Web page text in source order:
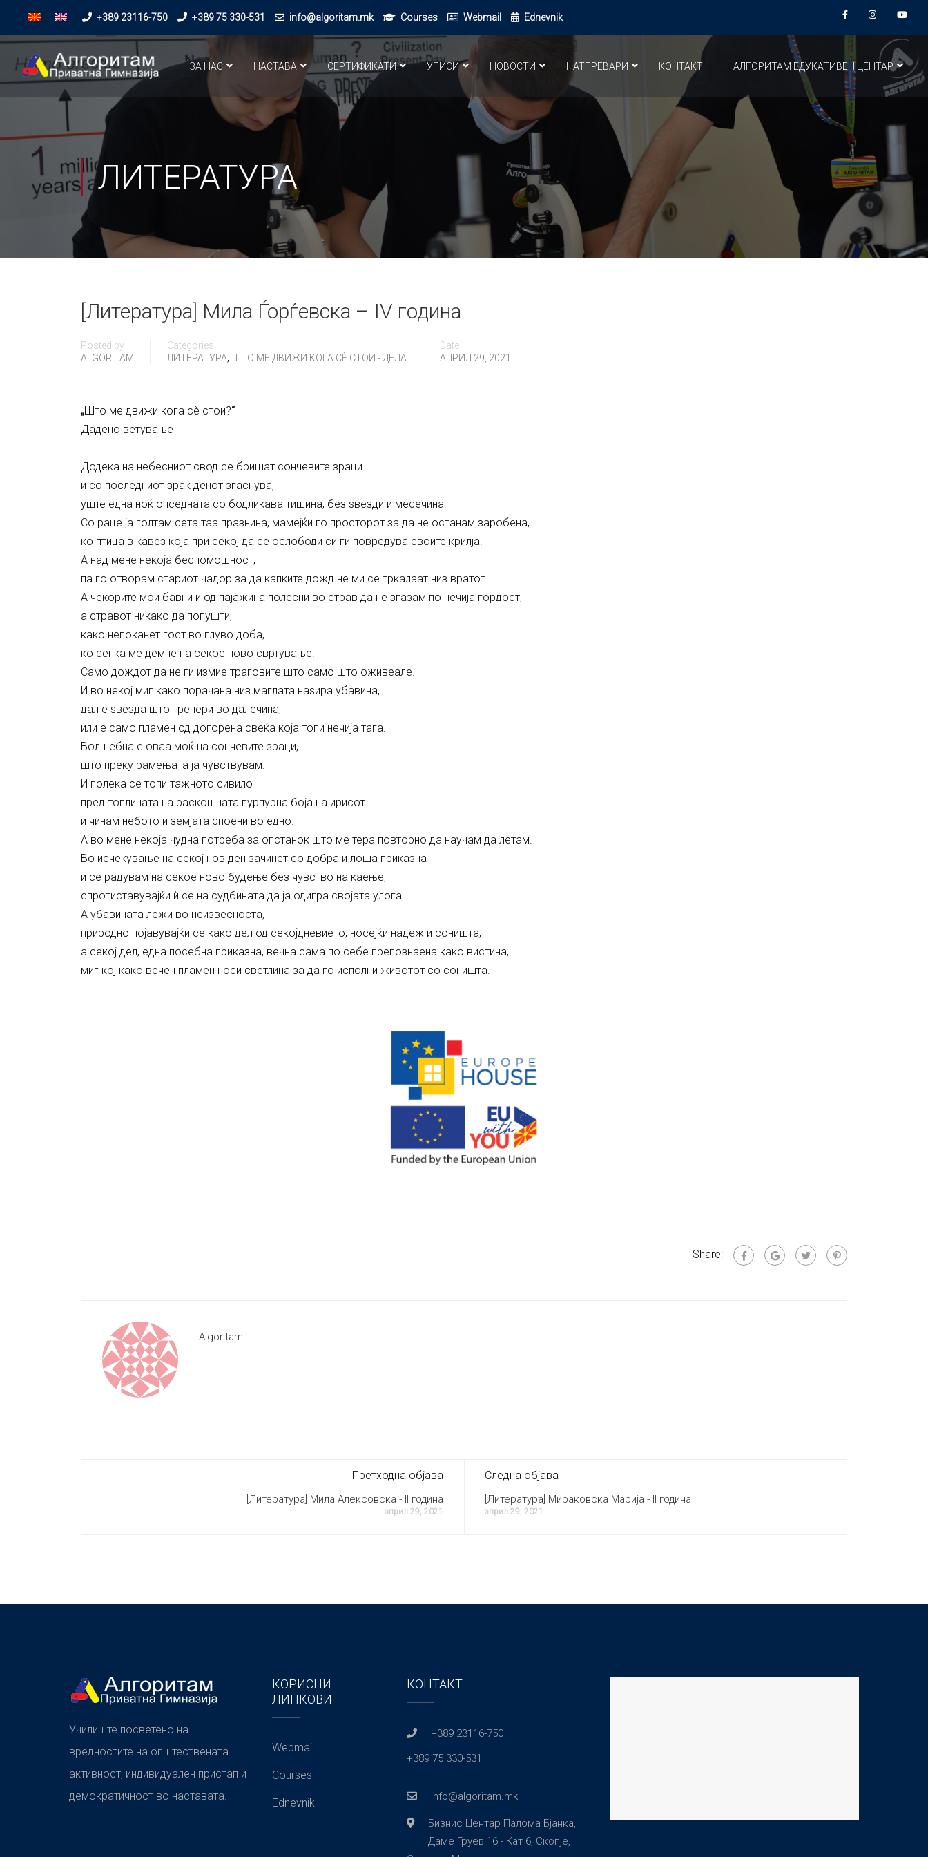
+389 23116-750 +389 75 330-531 info@algoritam.mk Courses Webmail Ednevnik
ЗА НАС НАСТАВА СЕРТИФИКАТИ УПИСИ НОВОСТИ НАТПРЕВАРИ КОНТАКТ АЛГОРИТАМ ЕДУКАТИВЕН ЦЕНТАР
ЛИТЕРАТУРА
[Литература] Мила Ѓорѓевска – IV година
Posted by
ALGORITAM
Categories
ЛИТЕРАТУРА, ШТО МЕ ДВИЖИ КОГА СÈ СТОИ - ДЕЛА
Date
АПРИЛ 29, 2021
„Што ме движи кога сè стои?“
Дадено ветување
Додека на небесниот свод се бришат сончевите зраци
и со последниот зрак денот згаснува,
уште една ноќ опседната со бодликава тишина, без ѕвезди и месечина.
Со раце ја голтам сета таа празнина, мамејќи го просторот за да не останам заробена,
ко птица в кавез која при секој да се ослободи си ги повредува своите крилја.
А над мене некоја беспомошност,
па го отворам стариот чадор за да капките дожд не ми се тркалаат низ вратот.
А чекорите мои бавни и од пајажина полесни во страв да не згазам по нечија гордост,
а стравот никако да попушти,
како непоканет гост во глуво доба,
ко сенка ме демне на секое ново свртување.
Само дождот да не ги измие траговите што само што оживеале.
И во некој миг како порачана низ маглата наѕира убавина,
дал е ѕвезда што трепери во далечина,
или е само пламен од догорена свеќа која топи нечија тага.
Волшебна е оваа моќ на сончевите зраци,
што преку рамењата ја чувствувам.
И полека се топи тажното сивило
пред топлината на раскошната пурпурна боја на ирисот
и чинам небото и земјата споени во едно.
А во мене некоја чудна потреба за опстанок што ме тера повторно да научам да летам.
Во исчекување на секој нов ден зачинет со добра и лоша приказна
и се радувам на секое ново будење без чувство на каење,
спротиставувајќи ѝ се на судбината да ја одигра својата улога.
А убавината лежи во неизвесноста,
природно појавувајќи се како дел од секојдневието, носејќи надеж и соништа,
а секој дел, една посебна приказна, вечна сама по себе препознаена како вистина,
миг кој како вечен пламен носи светлина за да го исполни животот со соништа.
Share:
Algoritam
Претходна објава
[Литература] Мила Алексовска - II година
април 29, 2021
Следна објава
[Литература] Мираковска Марија - II година
април 29, 2021
Училиште посветено на
вредностите на општествената
активност, индивидуален пристап и
демократичност во наставата.
КОРИСНИ
ЛИНКОВИ
Webmail
Courses
Ednevnik
КОНТАКТ
+389 23116-750
+389 75 330-531
info@algoritam.mk
Бизнис Центар Палома Бјанка,
Даме Груев 16 - Кат 6, Скопје,